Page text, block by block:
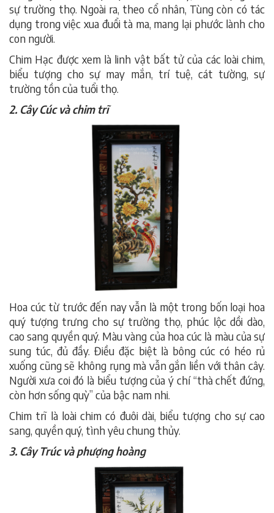
sự trường thọ. Ngoài ra, theo cổ nhân, Tùng còn có tác
dụng trong việc xua đuổi tà ma, mang lại phước lành cho
con người.
Chim Hạc được xem là linh vật bất tử của các loài chim,
biểu tượng cho sự may mắn, trí tuệ, cát tường, sự
trường tồn của tuổi thọ.
2. Cây Cúc và chim trĩ
Hoa cúc từ trước đến nay vẫn là một trong bốn loại hoa
quý tượng trưng cho sự trường thọ, phúc lộc dồi dào,
cao sang quyền quý. Màu vàng của hoa cúc là màu của sự
sung túc, đủ đầy. Điều đặc biệt là bông cúc có héo rủ
xuống cũng sẽ không rụng mà vẫn gắn liền với thân cây.
Người xưa coi đó là biểu tượng của ý chí “thà chết đứng,
còn hơn sống quỳ” của bậc nam nhi.
Chim trĩ là loài chim có đuôi dài, biểu tượng cho sự cao
sang, quyền quý, tình yêu chung thủy.
3. Cây Trúc và phượng hoàng